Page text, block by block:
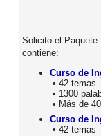
Solicito el Paquete
contiene:
Curso de
• 42 temas
• 1300
• Más de
Curso de
• 42 temas